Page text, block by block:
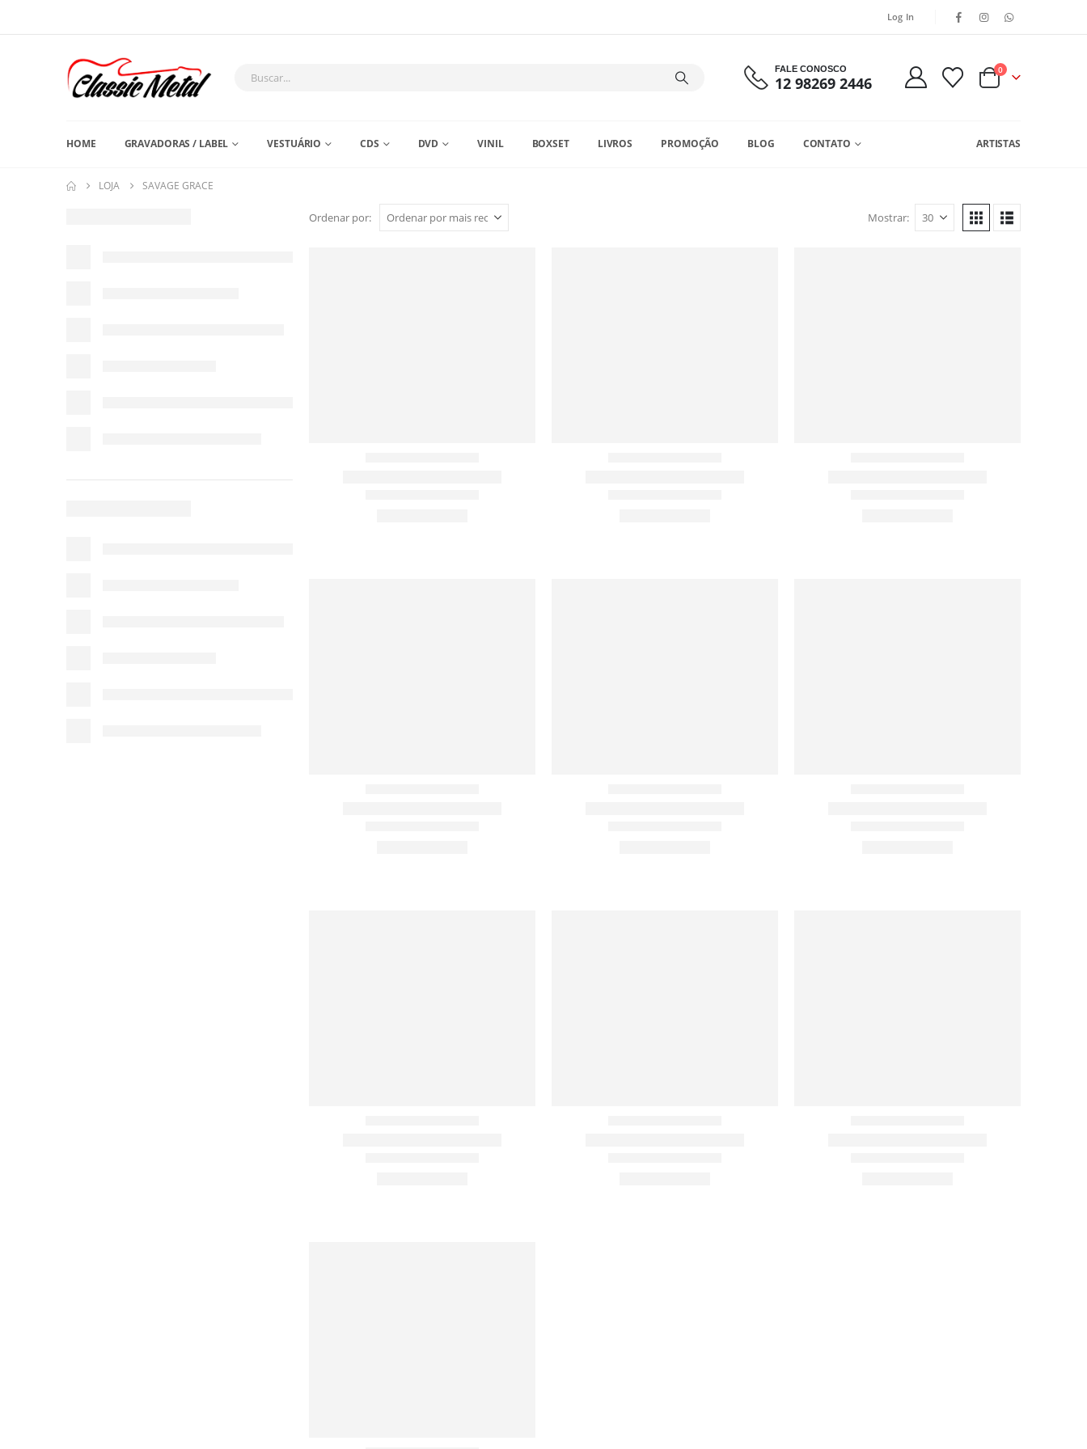
Log In
FALE CONOSCO
12 98269 2446
0
HOME GRAVADORAS / LABEL VESTUÁRIO CDS DVD VINIL BOXSET LIVROS PROMOÇÃO BLOG CONTATO ARTISTAS
LOJA SAVAGE GRACE
Ordenar por: Mostrar: